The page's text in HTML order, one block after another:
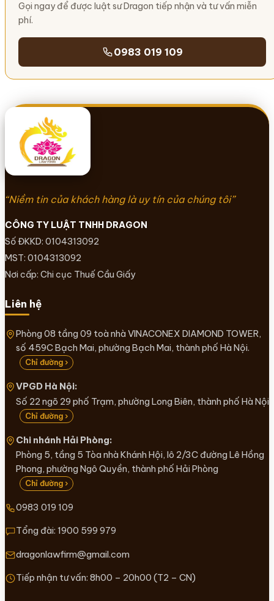
Gọi ngay để được luật sư Dragon tiếp nhận và tư vấn miễn
phí.
0983 019 109
“Niềm tin của khách hàng là uy tín của chúng tôi”
CÔNG TY LUẬT TNHH DRAGON
Số ĐKKD: 0104313092
MST: 0104313092
Nơi cấp: Chi cục Thuế Cầu Giấy
Liên hệ
Phòng 08 tầng 09 toà nhà VINACONEX DIAMOND TOWER,
số 459C Bạch Mai, phường Bạch Mai, thành phố Hà Nội.
Chỉ đường ›
VPGD Hà Nội:
Số 22 ngõ 29 phố Trạm, phường Long Biên, thành phố Hà Nội
Chỉ đường ›
Chi nhánh Hải Phòng:
Phòng 5, tầng 5 Tòa nhà Khánh Hội, lô 2/3C đường Lê Hồng
Phong, phường Ngô Quyền, thành phố Hải Phòng
Chỉ đường ›
0983 019 109
Tổng đài: 1900 599 979
dragonlawfirm@gmail.com
Tiếp nhận tư vấn: 8h00 – 20h00 (T2 – CN)